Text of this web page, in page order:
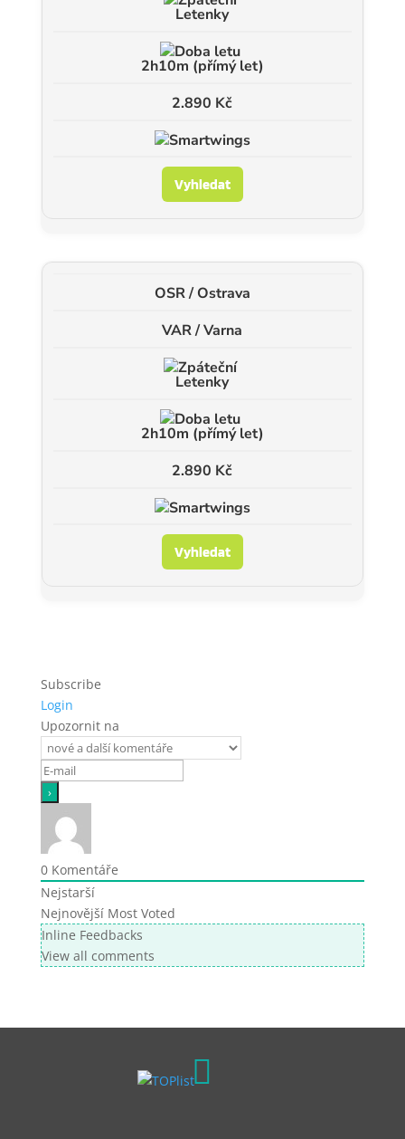
Letenky
2h10m (přímý let)
2.890 Kč
Vyhledat
OSR / Ostrava
VAR / Varna
Letenky
2h10m (přímý let)
2.890 Kč
Vyhledat
Subscribe
Login
Upozornit na
0Komentáře
Nejstarší
Nejnovější Most Voted
Inline Feedbacks
View all comments
